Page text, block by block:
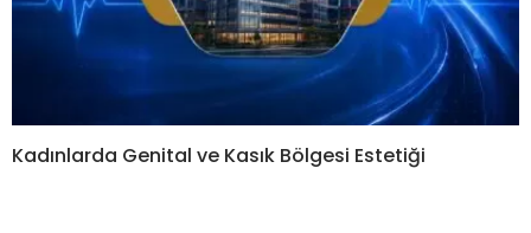
Kadınlarda Genital ve Kasık Bölgesi Estetiği